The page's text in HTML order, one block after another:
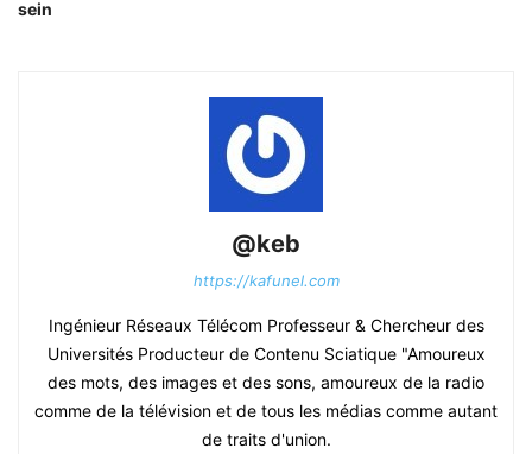
sein
@keb
https://kafunel.com
Ingénieur Réseaux Télécom Professeur & Chercheur des
Universités Producteur de Contenu Sciatique "Amoureux
des mots, des images et des sons, amoureux de la radio
comme de la télévision et de tous les médias comme autant
de traits d'union.